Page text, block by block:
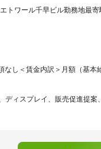
トワール千早ビル勤務地最
なし＜賃金内訳＞月額（基本
ィスプレイ、販売促進提案